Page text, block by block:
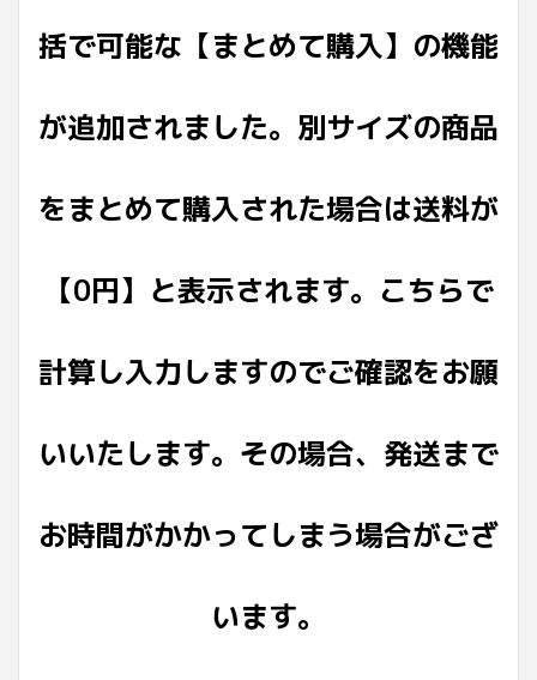
括で可能な【まとめて購入】の機能
が追加されました。別サイズの商品
をまとめて購入された場合は送料が
【0円】と表示されます。こちらで
計算し入力しますのでご確認をお願
いいたします。その場合、発送まで
お時間がかかってしまう場合がござ
います。